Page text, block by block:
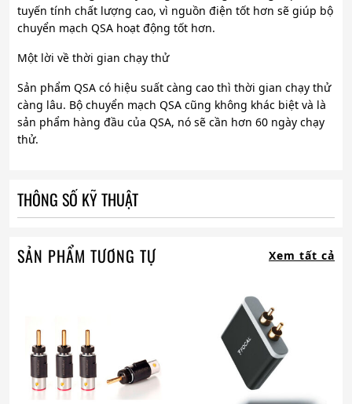
tuyến tính chất lượng cao, vì nguồn điện tốt hơn sẽ giúp bộ
chuyển mạch QSA hoạt động tốt hơn.
Một lời về thời gian chạy thử
Sản phẩm QSA có hiệu suất càng cao thì thời gian chạy thử
càng lâu. Bộ chuyển mạch QSA cũng không khác biệt và là
sản phẩm hàng đầu của QSA, nó sẽ cần hơn 60 ngày chạy
thử.
THÔNG SỐ KỸ THUẬT
SẢN PHẨM TƯƠNG TỰ Xem tất cả